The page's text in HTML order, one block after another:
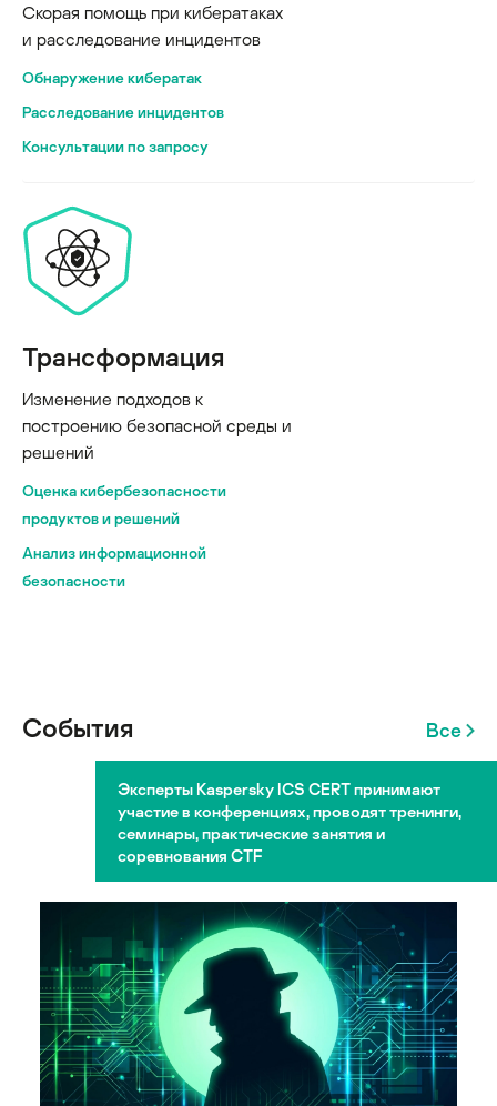
Скорая помощь при кибератаках
и расследование инцидентов
Обнаружение кибератак
Расследование инцидентов
Консультации по запросу
Трансформация
Изменение подходов к
построению безопасной среды и
решений
Оценка кибербезопасности
продуктов и решений
Анализ информационной
безопасности
События Все
Эксперты Kaspersky ICS CERT принимают
участие в конференциях, проводят тренинги,
семинары, практические занятия и
соревнования CTF